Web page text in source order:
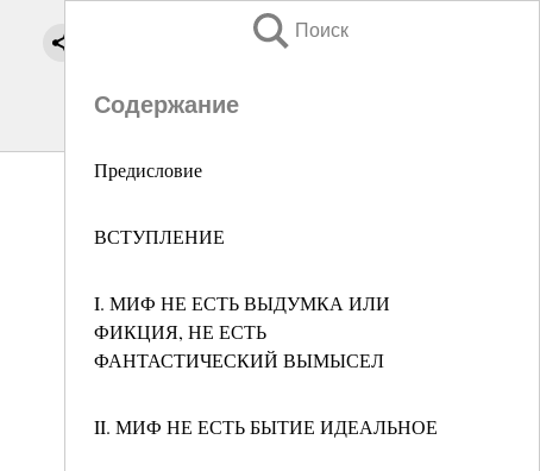
Поиск
Содержание
Предисловие
ВСТУПЛЕНИЕ
I. МИФ НЕ ЕСТЬ ВЫДУМКА ИЛИ
ФИКЦИЯ, НЕ ЕСТЬ
ФАНТАСТИЧЕСКИЙ ВЫМЫСЕЛ
II. МИФ НЕ ЕСТЬ БЫТИЕ ИДЕАЛЬНОЕ